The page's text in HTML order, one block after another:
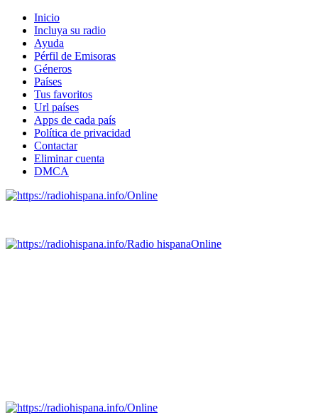
Inicio
Incluya su radio
Ayuda
Pérfil de Emisoras
Géneros
Países
Tus favoritos
Url países
Apps de cada país
Política de privacidad
Contactar
Eliminar cuenta
DMCA
Online
Radio hispanaOnline
Online